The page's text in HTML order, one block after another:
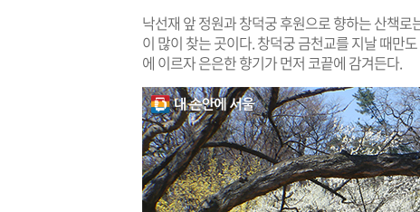
낙선재 앞 정원과 창덕궁 후원으로 향하는 산책
이 많이 찾는 곳이다. 창덕궁 금천교를 지날 때만
에 이르자 은은한 향기가 먼저 코끝에 감겨든다.